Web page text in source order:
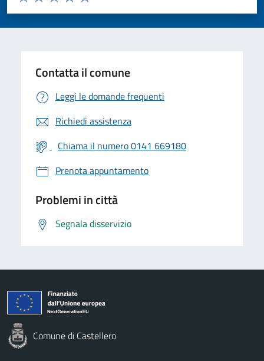
Valuta 5 stelle su 5
Valuta 4 stelle su 5
Valuta 3 stelle su 5
Valuta 2 stelle su 5
Valuta 1 stelle su 5
Contatta il comune
Leggi le domande frequenti
Richiedi assistenza
Chiama il numero 0141 669180
Prenota appuntamento
Problemi in città
Segnala disservizio
Comune di Castellero